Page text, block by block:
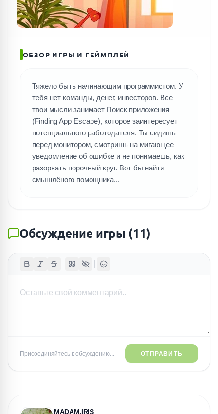
ПОИСК ИГР
ОБЗОР ИГРЫ И ГЕЙМПЛЕЙ
Тяжело быть начинающим программистом. У
тебя нет команды, денег, инвесторов. Все
твои мысли занимает Поиск приложения
(Finding App Escape), которое заинтересует
потенциального работодателя. Ты сидишь
перед монитором, смотришь на мигающее
уведомление об ошибке и не понимаешь, как
разорвать порочный круг. Вот бы найти
смышлёного помощника...
Обсуждение игры (11)
Присоединяйтесь к обсуждению... ОТПРАВИТЬ
MADAM.IRIS